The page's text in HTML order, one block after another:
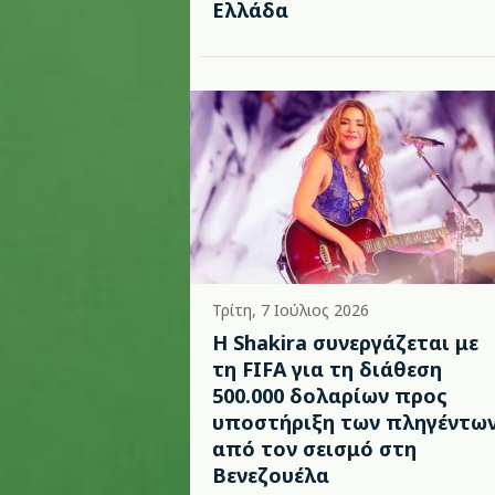
Ελλάδα
Τρίτη, 7 Ιούλιος 2026
Η Shakira συνεργάζεται με
τη FIFA για τη διάθεση
500.000 δολαρίων προς
υποστήριξη των
από τον σεισμό στη
Βενεζουέλα